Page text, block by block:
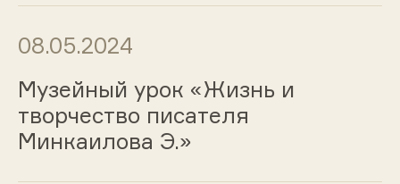
08.05.2024
Музейный урок «Жизнь и
творчество писателя
Минкаилова Э.»